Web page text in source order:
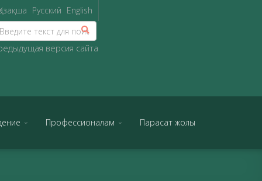
Русский English
версия сайта
Профессионалам Парасат жолы